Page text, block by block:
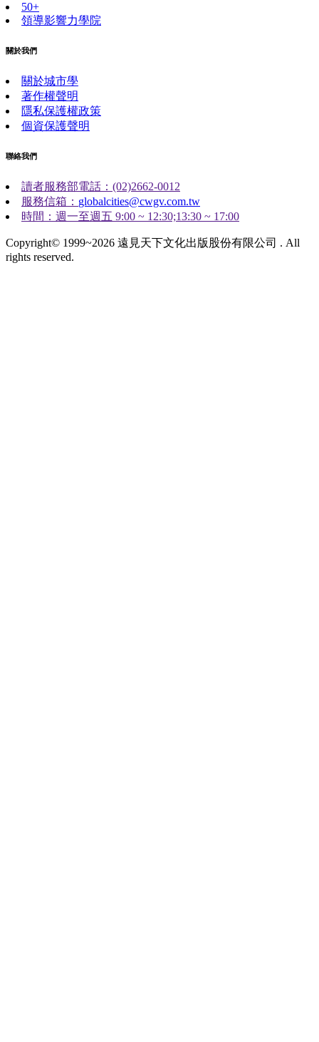
50+
領導影響力學院
關於我們
關於城市學
著作權聲明
隱私保護權政策
個資保護聲明
聯絡我們
讀者服務部電話：(02)2662-0012
服務信箱： globalcities@cwgv.com.tw
時間：週一至週五 9:00 ~ 12:30;13:30 ~ 17:00
Copyright© 1999~2026 遠見天下文化出版股份有限公司 . All
rights reserved.